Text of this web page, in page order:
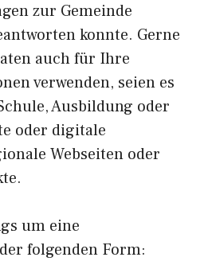
zur Gemeinde
konnte. Gerne
auch für Ihre
verwenden, seien es
Ausbildung oder
oder digitale
Webseiten oder
um eine
folgenden Form: